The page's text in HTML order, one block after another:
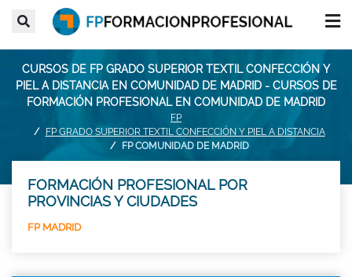
CURSOS DE FP GRADO SUPERIOR TEXTIL CONFECCIÓN Y
PIEL A DISTANCIA EN COMUNIDAD DE MADRID - CURSOS DE
FORMACIÓN PROFESIONAL EN COMUNIDAD DE MADRID
FP
FP GRADO SUPERIOR TEXTIL CONFECCIÓN Y PIEL A DISTANCIA
FP COMUNIDAD DE MADRID
FORMACIÓN PROFESIONAL POR
PROVINCIAS Y CIUDADES
FP MADRID